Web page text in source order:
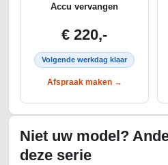
Accu vervangen
€ 220,-
Volgende werkdag klaar
Afspraak maken →
Niet uw model?
deze serie